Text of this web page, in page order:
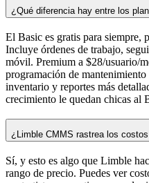
¿Qué diferencia hay entre los
El Basic es gratis para siempre,
Incluye órdenes de trabajo,
móvil. Premium a $28/usuario/
programación de
inventario y reportes más
crecimiento le quedan chicas al
¿Limble CMMS rastrea los
Sí, y esto es algo que Limble
rango de precio. Puedes ver